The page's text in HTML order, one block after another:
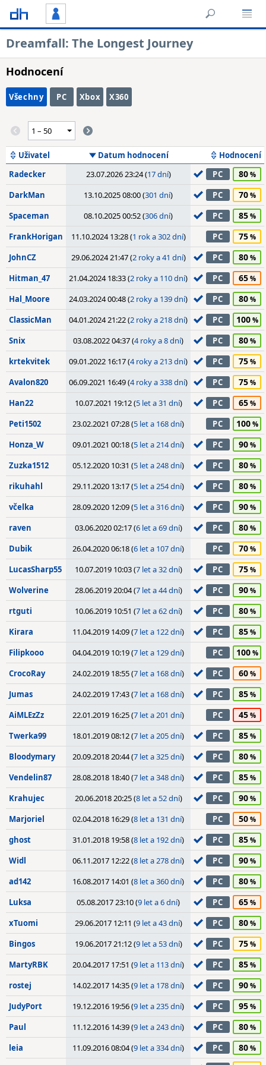
Dreamfall: The Longest Journey
Hodnocení
Všechny PC Xbox X360
Uživatel Datum hodnocení
Hodnocení
Radecker
23.07.2026 23:24 (17 dní) PC 80
DarkMan 13.10.2025 08:00 (301 dní) PC 70
Spaceman 08.10.2025 00:52 (306 dní) PC 85
FrankHorigan 11.10.2024 13:28 (1 rok a 302 dní) PC 75
JohnCZ 29.06.2024 21:47 (2 roky a 41 dní) PC 80
Hitman_47 21.04.2024 18:33 (2 roky a 110 dní) PC 65
Hal_Moore 24.03.2024 00:48 (2 roky a 139 dní) PC 80
ClassicMan 04.01.2024 21:22 (2 roky a 218 dní) PC 100
Snix 03.08.2022 04:37 (4 roky a 8 dní) PC 80
krtekvitek 09.01.2022 16:17 (4 roky a 213 dní) PC 75
Avalon820 06.09.2021 16:49 (4 roky a 338 dní) PC 75
Han22 10.07.2021 19:12 (5 let a 31 dní) PC 65
Peti1502 23.02.2021 07:28 (5 let a 168 dní) PC 100
Honza_W 09.01.2021 00:18 (5 let a 214 dní) PC 90
Zuzka1512 05.12.2020 10:31 (5 let a 248 dní) PC 80
rikuhahl 29.11.2020 13:17 (5 let a 254 dní) PC 80
včelka 28.09.2020 12:09 (5 let a 316 dní) PC 90
raven 03.06.2020 02:17 (6 let a 69 dní) PC 80
Dubik 26.04.2020 06:18 (6 let a 107 dní) PC 70
LucasSharp55 10.07.2019 10:03 (7 let a 32 dní) PC 75
Wolverine 28.06.2019 20:04 (7 let a 44 dní) PC 90
rtguti 10.06.2019 10:51 (7 let a 62 dní) PC 80
Kirara 11.04.2019 14:09 (7 let a 122 dní) PC 85
Filipkooo 04.04.2019 10:19 (7 let a 129 dní) PC 100
CrocoRay 24.02.2019 18:55 (7 let a 168 dní) PC 60
Jumas 24.02.2019 17:43 (7 let a 168 dní) PC 85
AiMLEzZz 22.01.2019 16:25 (7 let a 201 dní) PC 45
Twerka99 18.01.2019 08:12 (7 let a 205 dní) PC 85
Bloodymary 20.09.2018 20:44 (7 let a 325 dní) PC 80
Vendelin87 28.08.2018 18:40 (7 let a 348 dní) PC 85
Krahujec 20.06.2018 20:25 (8 let a 52 dní) PC 90
Marjoriel 02.04.2018 16:29 (8 let a 131 dní) PC 50
ghost 31.01.2018 19:58 (8 let a 192 dní) PC 85
Widl 06.11.2017 12:22 (8 let a 278 dní) PC 90
ad142 16.08.2017 14:01 (8 let a 360 dní) PC 80
Luksa 05.08.2017 23:10 (9 let a 6 dní) PC 65
xTuomi 29.06.2017 12:11 (9 let a 43 dní) PC 80
Bingos 19.06.2017 21:12 (9 let a 53 dní) PC 75
MartyRBK 20.04.2017 17:51 (9 let a 113 dní) PC 85
rostej 14.02.2017 14:35 (9 let a 178 dní) PC 90
JudyPort 19.12.2016 19:56 (9 let a 235 dní) PC 95
Paul 11.12.2016 14:39 (9 let a 243 dní) PC 80
leia 11.09.2016 08:04 (9 let a 334 dní) PC 80